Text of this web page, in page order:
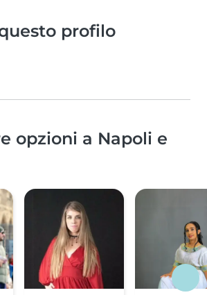
profilo
opzioni a Napoli e